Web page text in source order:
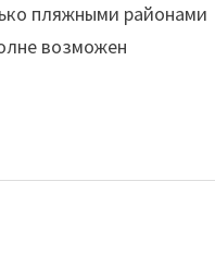
пляжными районами
возможен